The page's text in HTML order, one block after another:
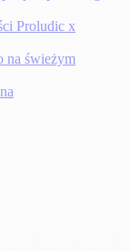
Proludic x
na świeżym